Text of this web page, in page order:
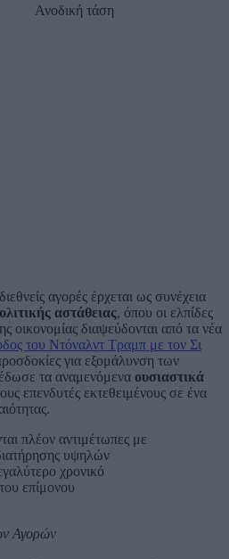
Ανοδική τάση
αγορές έρχεται ως συνέχεια
αστάθειας, όπου οι ελπίδες
οικονομίας διαψεύδονται από τα νέα
του Ντόναλντ Τραμπ με τον Σι
για εξομάλυνση των
τα αναμενόμενα ουσιαστικά
επενδυτές εκτεθειμένους σε ένα
πλέον αντιμέτωπες με
υψηλών
χρονικό
επίμονου
Αγορών